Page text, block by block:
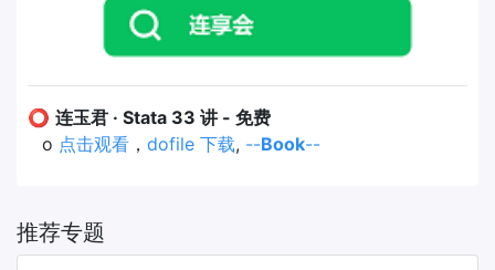
⭕ 连玉君 · Stata 33 讲 - 免费
o 点击观看 ， dofile 下载, --Book--
推荐专题